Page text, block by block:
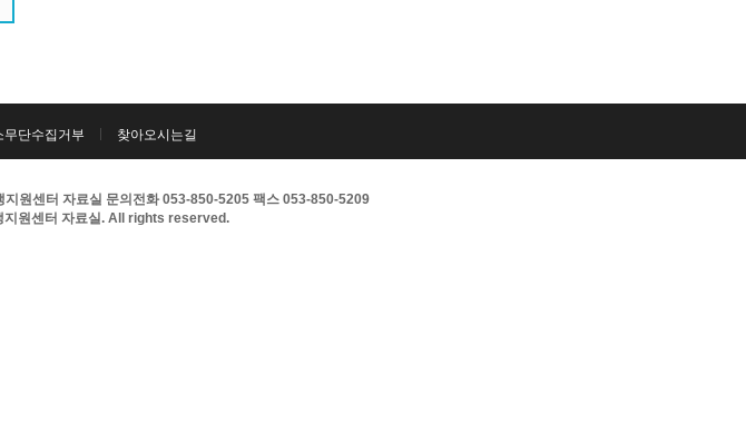
무단수집거부 찾아오시는길
원센터 자료실 문의전화 053-850-5205 팩스 053-850-5209
원센터 자료실. All rights reserved.